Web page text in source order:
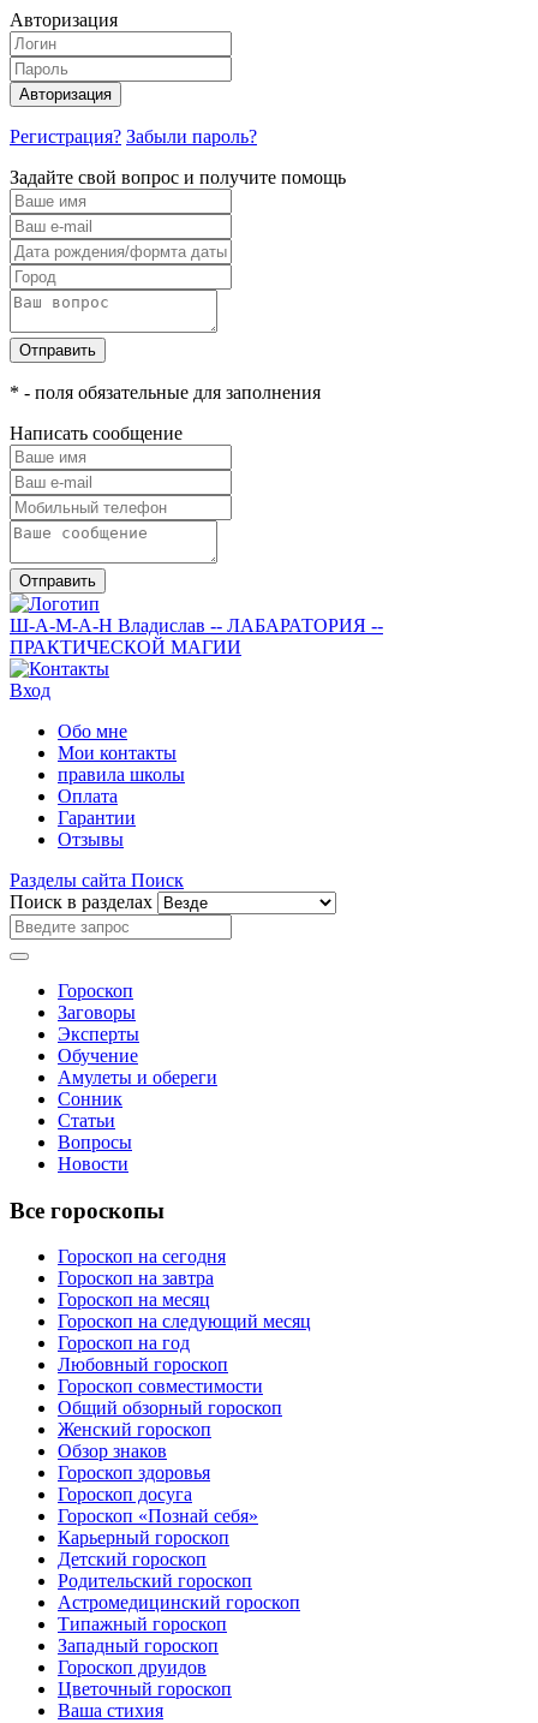
Авторизация
Авторизация
Регистрация? Забыли пароль?
Задайте свой вопрос и получите помощь
Отправить
* - поля обязательные для заполнения
Написать сообщение
Отправить
Ш-А-М-А-Н Владислав -- ЛАБАРАТОРИЯ --
ПРАКТИЧЕСКОЙ МАГИИ
Вход
Обо мне
Мои контакты
правила школы
Оплата
Гарантии
Отзывы
Разделы сайта Поиск
Поиск в разделах
Гороскоп
Заговоры
Эксперты
Обучение
Амулеты и обереги
Сонник
Статьи
Вопросы
Новости
Все гороскопы
Гороскоп на сегодня
Гороскоп на завтра
Гороскоп на месяц
Гороскоп на следующий месяц
Гороскоп на год
Любовный гороскоп
Гороскоп совместимости
Общий обзорный гороскоп
Женский гороскоп
Обзор знаков
Гороскоп здоровья
Гороскоп досуга
Гороскоп «Познай себя»
Карьерный гороскоп
Детский гороскоп
Родительский гороскоп
Астромедицинский гороскоп
Типажный гороскоп
Западный гороскоп
Гороскоп друидов
Цветочный гороскоп
Ваша стихия